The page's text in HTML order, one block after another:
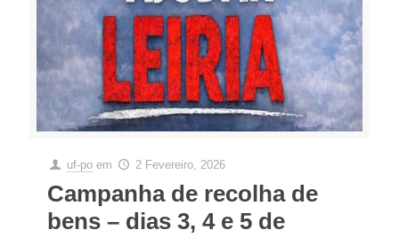
uf-po em 2 Fevereiro, 2026
Campanha de recolha de
bens – dias 3, 4 e 5 de